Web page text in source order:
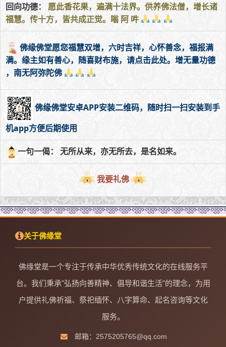
回向功德： 愿此香花果，遍满十法界。供养佛法僧，增长诸
福慧。传十方，皆共成正觉。嗡 阿 吽
佛缘佛堂愿您福慧双增，六时吉祥，心怀善念，福报满
满。缘主如有善心，随喜财布施，请点击此处。增无量功德
，南无阿弥陀佛
佛缘佛堂安卓APP安装二维码，随时扫一扫安装到手
机app方便后期使用
一句一偈： 无所从来，亦无所去，是名如来。
我要礼佛
关于佛缘堂
佛缘堂是一个专注于传承中华优秀传统文化的在线服务平
台。我们秉承"弘扬向善精神、倡导和谐生活"的理念，为用
户提供礼佛祈福、祭祀缅怀、八字算命、起名咨询等文化
服务。
邮箱：2575205765@qq.com